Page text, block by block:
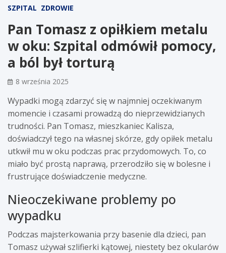
SZPITAL ZDROWIE
Pan Tomasz z opiłkiem metalu
w oku: Szpital odmówił pomocy,
a ból był torturą
8 września 2025
Wypadki mogą zdarzyć się w najmniej oczekiwanym
momencie i czasami prowadzą do nieprzewidzianych
trudności. Pan Tomasz, mieszkaniec Kalisza,
doświadczył tego na własnej skórze, gdy opiłek metalu
utkwił mu w oku podczas prac przydomowych. To, co
miało być prostą naprawą, przerodziło się w bolesne i
frustrujące doświadczenie medyczne.
Nieoczekiwane problemy po
wypadku
Podczas majsterkowania przy basenie dla dzieci, pan
Tomasz używał szlifierki kątowej, niestety bez okularów